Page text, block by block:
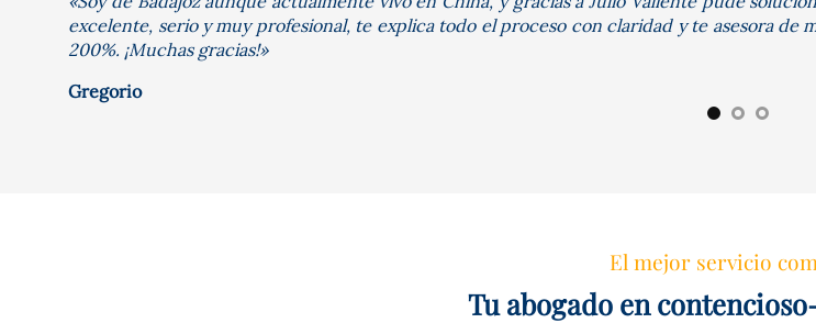
excelente, serio y muy profesional, te explica todo el proceso con claridad y te asesora
200%. ¡Muchas gracias!»
Gregorio
El mejor servicio
Tu abogado en